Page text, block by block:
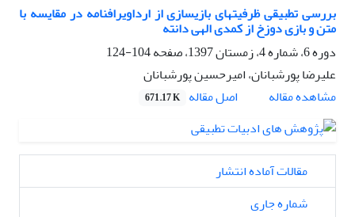
بررسی تطبیقی ظرفیت‎های بازی‎سازی از ارداویرافنامه در مقایسه با
متن و بازی دوزخ از کمدی الهی دانته
دوره 6، شماره 4، زمستان 1397، صفحه
104-124
علیرضا پورشبانان، امیرحسین پورشبانان
مشاهده مقاله
اصل مقاله 671.17 K
مقالات آماده انتشار
شماره جاری